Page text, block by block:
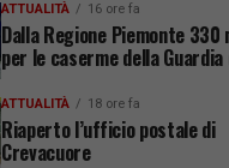
ATTUALITÀ 16 ore fa
Dalla Regione Piemonte 330
per le caserme della Guardia
ATTUALITÀ 18 ore fa
Riaperto l’ufficio postale di
Crevacuore